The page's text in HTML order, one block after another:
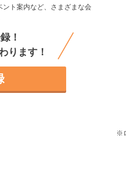
※
ト案内など、さまざまな会
！
ります！